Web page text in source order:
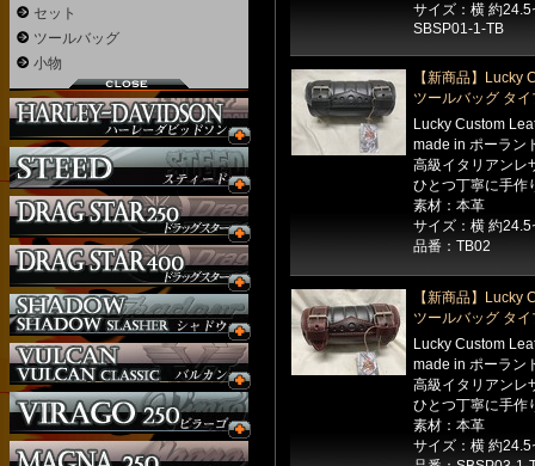
サイズ：横 約
SBSP01-1-TB
【新商品】Lucky
ツールバッグ タ
Lucky Custom
made in ポーラン
高級イタリアンレ
ひとつ丁寧に手作
素材：本革
サイズ：横 約
品番：TB02
【新商品】Lucky
ツールバッグ タ
Lucky Custom
made in ポーラン
高級イタリアンレ
ひとつ丁寧に手作
素材：本革
サイズ：横 約
セット
ツールバッグ
小物